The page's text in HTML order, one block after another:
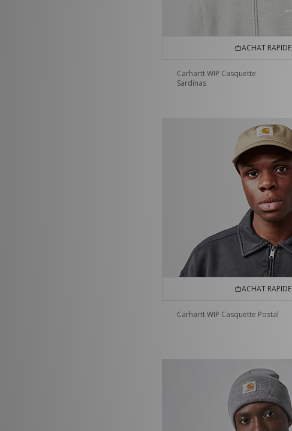
ACHAT RAPIDE
Carhartt WIP Casquette
Sardinas
ACHAT RAPIDE
Carhartt WIP Casquette Postal